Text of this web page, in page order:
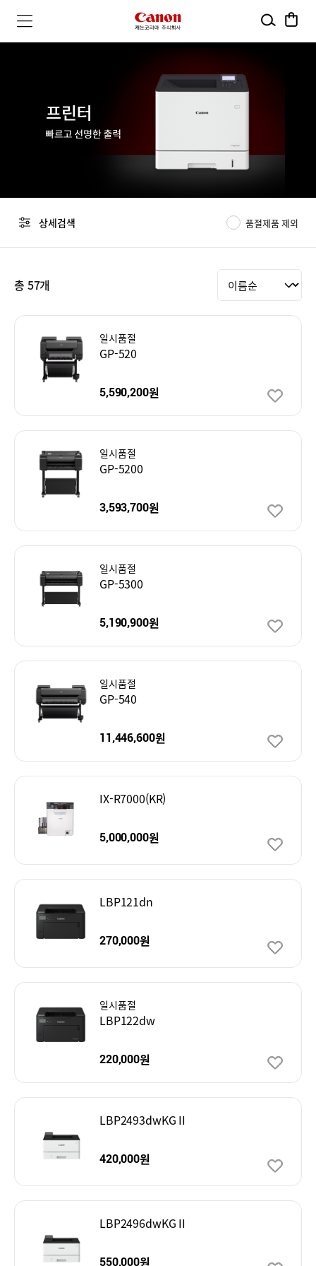
캐
아
주
회
메
뉴
검
구
목
필터상세검색 품절제품 제외
총 57개
일시품절
GP-520
5,590,200원
일시품절
GP-5200
3,593,700원
일시품절
GP-5300
5,190,900원
일시품절
GP-540
11,446,600원
IX-R7000(KR)
5,000,000원
LBP121dn
270,000원
일시품절
LBP122dw
220,000원
LBP2493dwKG II
420,000원
LBP2496dwKG II
550,000원